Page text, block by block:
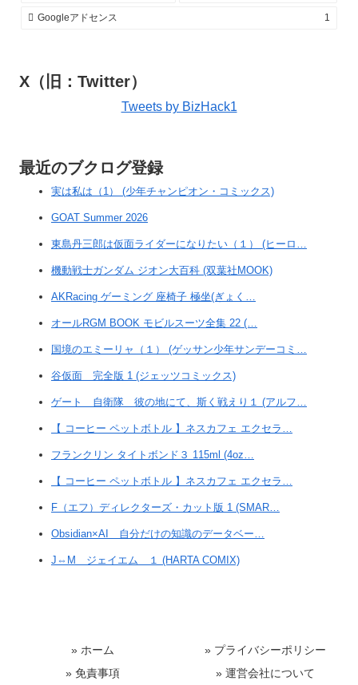
Googleアドセンス 1
X（旧：Twitter）
Tweets by BizHack1
最近のブクログ登録
実は私は（1） (少年チャンピオン・コミックス)
GOAT Summer 2026
東島丹三郎は仮面ライダーになりたい（１） (ヒーロ…
機動戦士ガンダム ジオン大百科 (双葉社MOOK)
AKRacing ゲーミング 座椅子 極坐(ぎょく…
オールRGM BOOK モビルスーツ全集 22 (…
国境のエミーリャ（１） (ゲッサン少年サンデーコミ…
谷仮面 完全版 1 (ジェッツコミックス)
ゲート 自衛隊 彼の地にて、斯く戦えり１ (アルフ…
【 コーヒー ペットボトル 】ネスカフェ エクセラ…
フランクリン タイトボンド３ 115ml (4oz…
【 コーヒー ペットボトル 】ネスカフェ エクセラ…
F（エフ）ディレクターズ・カット版 1 (SMAR…
Obsidian×AI 自分だけの知識のデータベー…
J⇔M ジェイエム １ (HARTA COMIX)
» ホーム
» プライバシーポリシー
» 免責事項
» 運営会社について